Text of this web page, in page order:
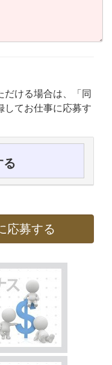
だける場合は、「同
してお仕事に応募す